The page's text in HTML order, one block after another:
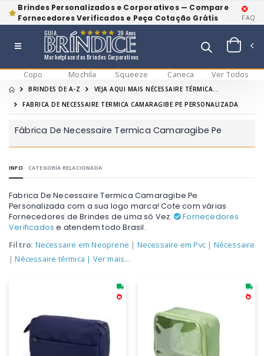
Brindes Personalizados e Corporativos — Compare
Fornecedores Verificados e Peça Cotação Grátis
FAQ
Marketplace dos Brindes Corporativos
GUIA 39 Anos
Copo Mochila Squeeze Caneca Ver Todos
BRINDES DE A-Z
VEJA AQUI MAIS NÉCESSAIRE TÉRMICA...
FABRICA DE NECESSAIRE TERMICA CAMARAGIBE PE PERSONALIZADA
Fábrica De Necessaire Termica Camaragibe Pe
INFO CATEGORIA RELACIONADA
Fabrica De Necessaire Termica Camaragibe Pe
Personalizada com a sua logo marca! Cote com várias
Fornecedores de Brindes de uma só Vez.
Fornecedores
Verificados e atendem todo Brasil.
Filtro: Necessaire em Neoprene | Necessaire em Pvc | Nécessaire
|Nécessaire térmica | Ver mais...